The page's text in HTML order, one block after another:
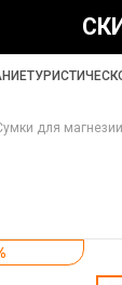
для магнезии